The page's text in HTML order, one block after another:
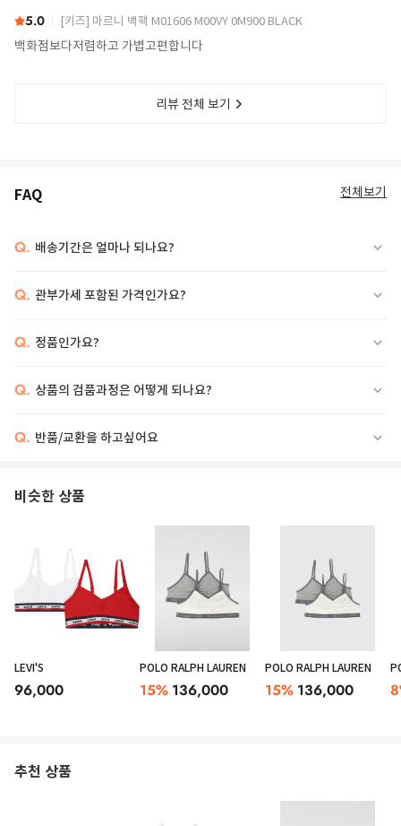
Description: Set composed with two tops made from cotton jersey, one in
pink and white stripes and the other one in white with pink trims, with
5.0 [키즈] 마르니 백팩 M01606 M00VY 0M900 BLACK
백화점보다저렴하고 가볍고편합니다
리뷰 전체 보기
FAQ 전체보기
Q. 배송기간은 얼마나 되나요?
Q. 관부가세 포함된 가격인가요?
Q. 정품인가요?
Q. 상품의 검품과정은 어떻게 되나요?
Q. 반품/교환을 하고싶어요
비슷한 상품
LEVI'S
96,000
POLO RALPH LAUREN
15% 136,000
POLO RALPH LAUREN
15% 136,000 8
추천 상품